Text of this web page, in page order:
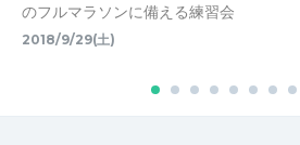
のフルマラソンに備える練習会
2018/9/29(土)